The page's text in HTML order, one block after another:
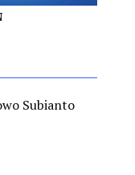
Subianto